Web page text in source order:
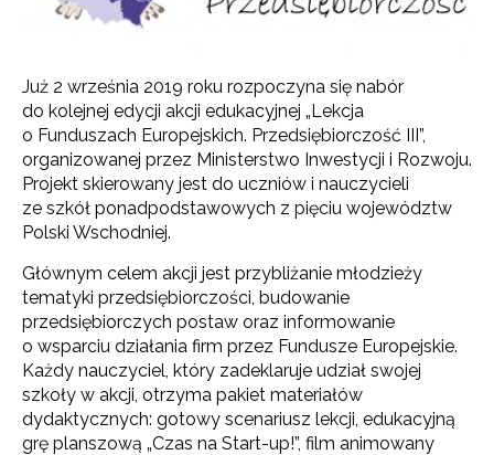
Już 2 września 2019 roku rozpoczyna się nabór
do kolejnej edycji akcji edukacyjnej „Lekcja
o Funduszach Europejskich. Przedsiębiorczość III”,
organizowanej przez Ministerstwo Inwestycji i Rozwoju.
Projekt skierowany jest do uczniów i nauczycieli
ze szkół ponadpodstawowych z pięciu województw
Polski Wschodniej.
Głównym celem akcji jest przybliżanie młodzieży
tematyki przedsiębiorczości, budowanie
przedsiębiorczych postaw oraz informowanie
o wsparciu działania firm przez Fundusze Europejskie.
Każdy nauczyciel, który zadeklaruje udział swojej
szkoły w akcji, otrzyma pakiet materiałów
dydaktycznych: gotowy scenariusz lekcji, edukacyjną
grę planszową „Czas na Start-up!”, film animowany